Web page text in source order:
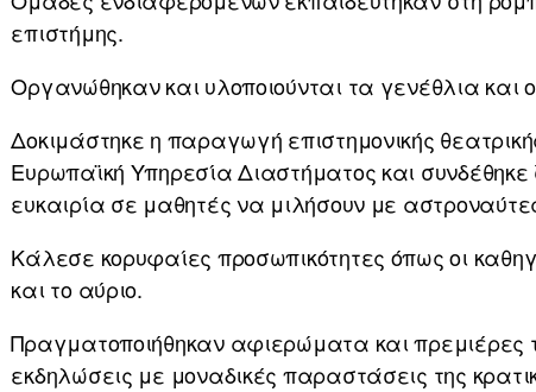
επιστήμης.
Οργανώθηκαν και υλοποιούνται τα γενέθλια και
Δοκιμάστηκε η παραγωγή επιστημονικής
Ευρωπαϊκή Υπηρεσία Διαστήματος και
ευκαιρία σε μαθητές να μιλήσουν με
Κάλεσε κορυφαίες προσωπικότητες όπως οι
και το αύριο.
Πραγματοποιήθηκαν αφιερώματα και πρεμιέρες
εκδηλώσεις με μοναδικές παραστάσεις της